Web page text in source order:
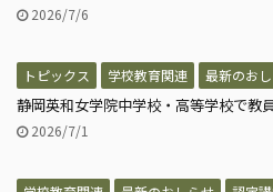
2026/7/6
トピックス 学校教育関連 最新のお
静岡英和女学院中学校・高等学校で教
2026/7/1